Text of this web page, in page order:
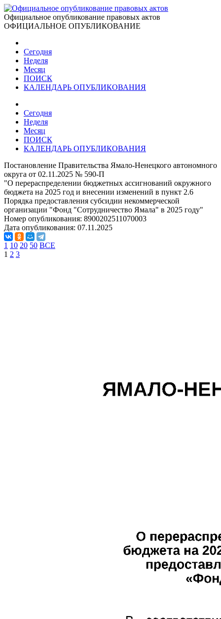
Официальное опубликование правовых актов
ОФИЦИАЛЬНОЕ ОПУБЛИКОВАНИЕ
Сегодня
Неделя
Месяц
ПОИСК
КАЛЕНДАРЬ ОПУБЛИКОВАНИЯ
Сегодня
Неделя
Месяц
ПОИСК
КАЛЕНДАРЬ ОПУБЛИКОВАНИЯ
Постановление Правительства Ямало-Ненецкого автономного
округа от 02.11.2025 № 590-П
"О перераспределении бюджетных ассигнований окружного
бюджета на 2025 год и внесении изменений в пункт 2.6
Порядка предоставления субсидии некоммерческой
организации "Фонд "Сотрудничество Ямала" в 2025 году"
Номер опубликования: 8900202511070003
Дата опубликования: 07.11.2025
1 10 20 50 ВСЕ
1 2 3